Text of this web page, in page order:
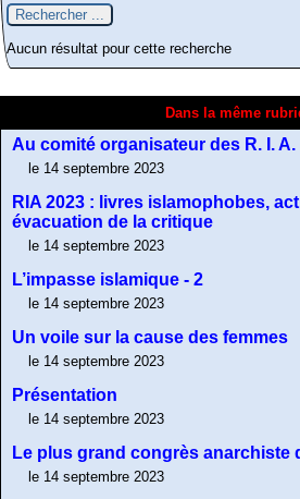
Aucun résultat pour cette recherche
Dans la même
Au comité organisateur des R. I. A.
le 14 septembre 2023
RIA 2023 : livres islamophobes,
évacuation de la critique
le 14 septembre 2023
L’impasse islamique - 2
le 14 septembre 2023
Un voile sur la cause des femmes
le 14 septembre 2023
Présentation
le 14 septembre 2023
Le plus grand congrès anarchiste
le 14 septembre 2023